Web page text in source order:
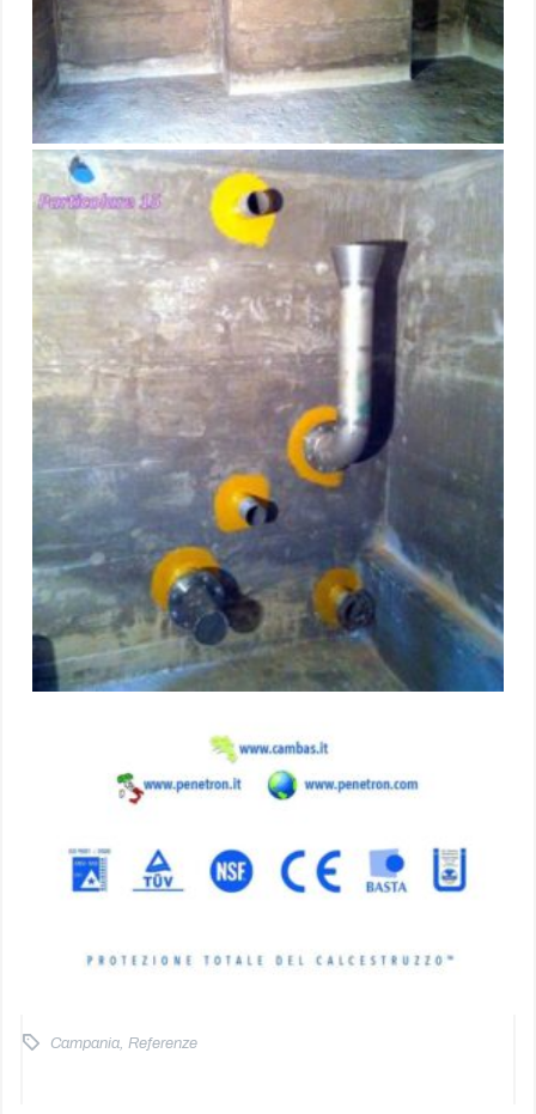
Campania, Referenze